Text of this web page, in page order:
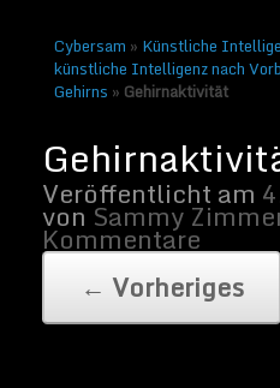
Cybersam » Künstliche
künstliche Intelligenz nach
Gehirns » Gehirnaktivität
Foto: Gehirnaktivität| Bild von